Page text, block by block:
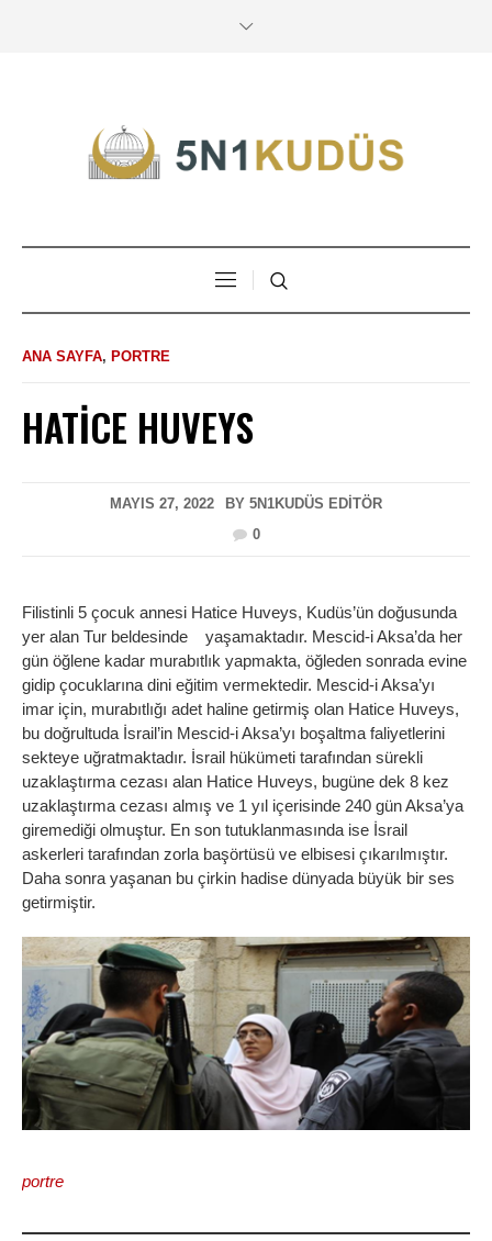
ANA SAYFA, PORTRE
HATİCE HUVEYS
MAYIS 27, 2022 BY 5N1KUDÜS EDITÖR
0
Filistinli 5 çocuk annesi Hatice Huveys, Kudüs’ün doğusunda
yer alan Tur beldesinde yaşamaktadır. Mescid-i Aksa’da her
gün öğlene kadar murabıtlık yapmakta, öğleden sonrada evine
gidip çocuklarına dini eğitim vermektedir. Mescid-i Aksa’yı
imar için, murabıtlığı adet haline getirmiş olan Hatice Huveys,
bu doğrultuda İsrail’in Mescid-i Aksa’yı boşaltma faliyetlerini
sekteye uğratmaktadır. İsrail hükümeti tarafından sürekli
uzaklaştırma cezası alan Hatice Huveys, bugüne dek 8 kez
uzaklaştırma cezası almış ve 1 yıl içerisinde 240 gün Aksa’ya
giremediği olmuştur. En son tutuklanmasında ise İsrail
askerleri tarafından zorla başörtüsü ve elbisesi çıkarılmıştır.
Daha sonra yaşanan bu çirkin hadise dünyada büyük bir ses
getirmiştir.
portre